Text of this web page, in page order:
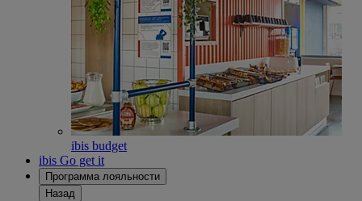
ibis budget
ibis Go get it
Программа лояльности
Назад